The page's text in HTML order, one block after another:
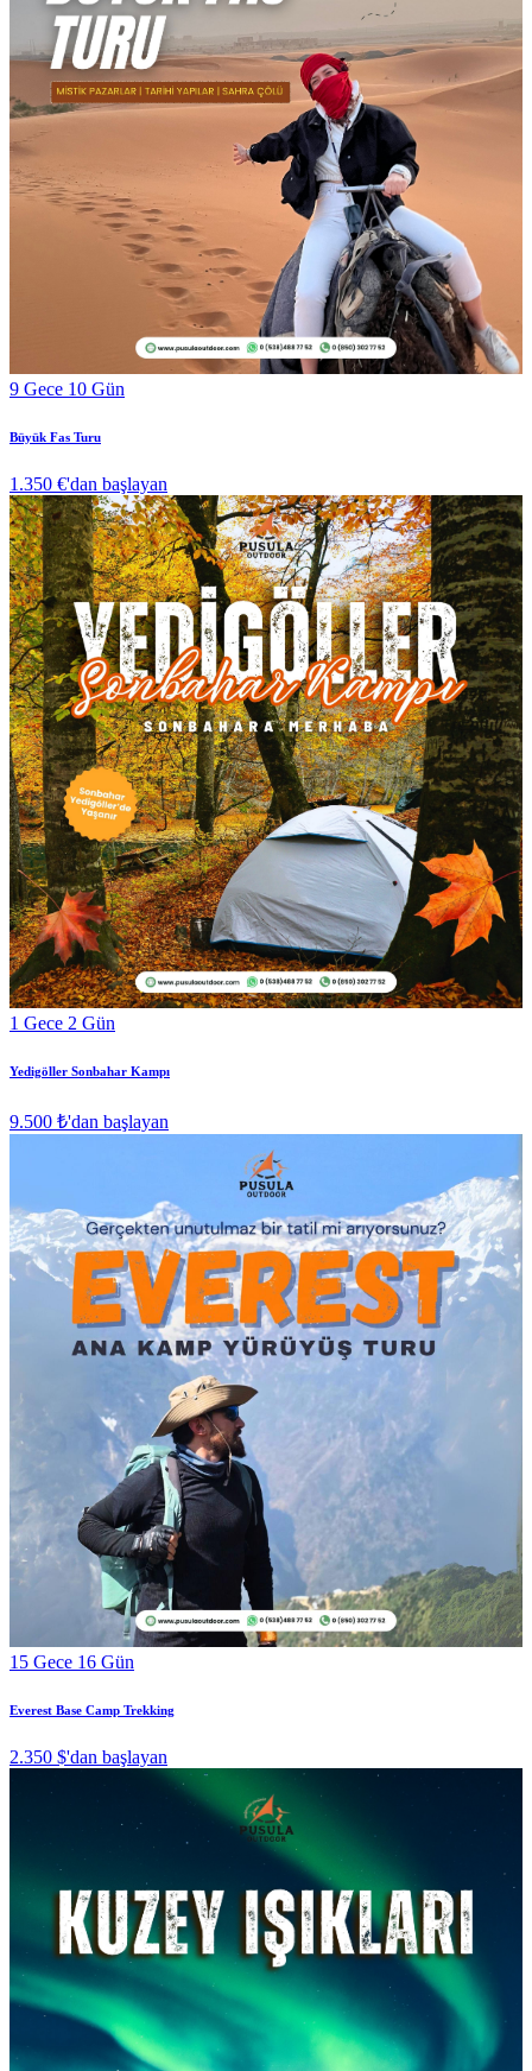
9 Gece 10 Gün
Büyük Fas Turu
1.350 €'dan başlayan
1 Gece 2 Gün
Yedigöller Sonbahar Kampı
9.500 ₺'dan başlayan
15 Gece 16 Gün
Everest Base Camp Trekking
2.350 $'dan başlayan